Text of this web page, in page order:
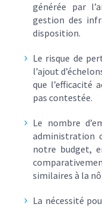
générée par
gestion des
disposition.
Le risque de
l’ajout
que l’efficacité
pas contestée.
Le nombre
administration
notre budget,
similaires à la
La nécessité